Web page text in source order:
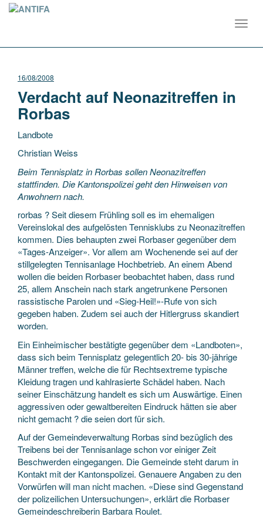
16/08/2008
Verdacht auf Neonazitreffen in
Rorbas
Landbote
Christian Weiss
Beim Tennisplatz in Rorbas sollen Neonazitreffen
stattfinden. Die Kantonspolizei geht den Hinweisen von
Anwohnern nach.
rorbas ? Seit diesem Frühling soll es im ehemaligen
Vereinslokal des aufgelösten Tennisklubs zu Neonazitreffen
kommen. Dies behaupten zwei Rorbaser gegenüber dem
«Tages-Anzeiger». Vor allem am Wochenende sei auf der
stillgelegten Tennisanlage Hochbetrieb. An einem Abend
wollen die beiden Rorbaser beobachtet haben, dass rund
25, allem Anschein nach stark angetrunkene Personen
rassistische Parolen und «Sieg-Heil!»-Rufe von sich
gegeben haben. Zudem sei auch der Hitlergruss skandiert
worden.
Ein Einheimischer bestätigte gegenüber dem «Landboten»,
dass sich beim Tennisplatz gelegentlich 20- bis 30-jährige
Männer treffen, welche die für Rechtsextreme typische
Kleidung tragen und kahlrasierte Schädel haben. Nach
seiner Einschätzung handelt es sich um Auswärtige. Einen
aggressiven oder gewaltbereiten Eindruck hätten sie aber
nicht gemacht ? die seien dort für sich.
Auf der Gemeindeverwaltung Rorbas sind bezüglich des
Treibens bei der Tennisanlage schon vor einiger Zeit
Beschwerden eingegangen. Die Gemeinde steht darum in
Kontakt mit der Kantonspolizei. Genauere Angaben zu den
Vorwürfen will man nicht machen. «Diese sind Gegenstand
der polizeilichen Untersuchungen», erklärt die Rorbaser
Gemeindeschreiberin Barbara Roulet.